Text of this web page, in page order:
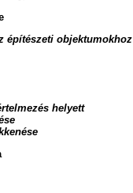
építészeti objektumokhoz
helyett